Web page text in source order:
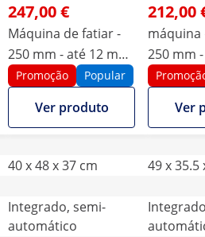
247,00 €
Máquina de fatiar -
250 mm - até 12 mm
- Pegas de alumínio
Promoção Popular
Ver produto
212,00
máquina
250 mm
-
Ver
40 x 48 x 37 cm
49 x 35.5
Integrado, semi-
automático